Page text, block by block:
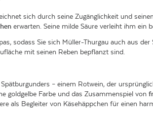
sich durch seine Zugänglichkeit und
erwarten. Seine milde Säure verleiht ihm ein
sodass Sie sich Müller-Thurgau auch aus
mit seinen Reben bepflanzt sind.
– einem Rotwein, der
goldgelbe Farbe und das Zusammenspiel von
als Begleiter von Käsehäppchen für einen